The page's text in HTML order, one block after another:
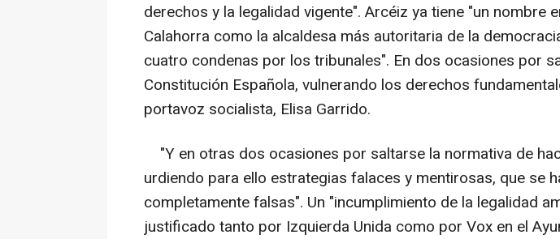
derechos y la legalidad vigente". Arcéiz ya tiene "un nombre
Calahorra como la alcaldesa más autoritaria de la
cuatro condenas por los tribunales". En dos ocasiones por
Constitución Española, vulnerando los derechos
portavoz socialista, Elisa Garrido.
"Y en otras dos ocasiones por saltarse la normativa de
urdiendo para ello estrategias falaces y mentirosas, que se
completamente falsas". Un "incumplimiento de la legalidad
justificado tanto por Izquierda Unida como por Vox en el